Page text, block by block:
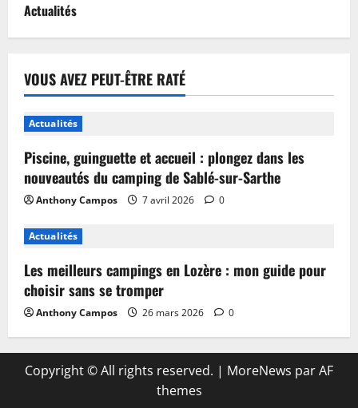
Actualités
VOUS AVEZ PEUT-ÊTRE RATÉ
Actualités
Piscine, guinguette et accueil : plongez dans les
nouveautés du camping de Sablé-sur-Sarthe
Anthony Campos 7 avril 2026 0
Actualités
Les meilleurs campings en Lozère : mon guide pour
choisir sans se tromper
Anthony Campos 26 mars 2026 0
Copyright © All rights reserved. | MoreNews par AF
themes